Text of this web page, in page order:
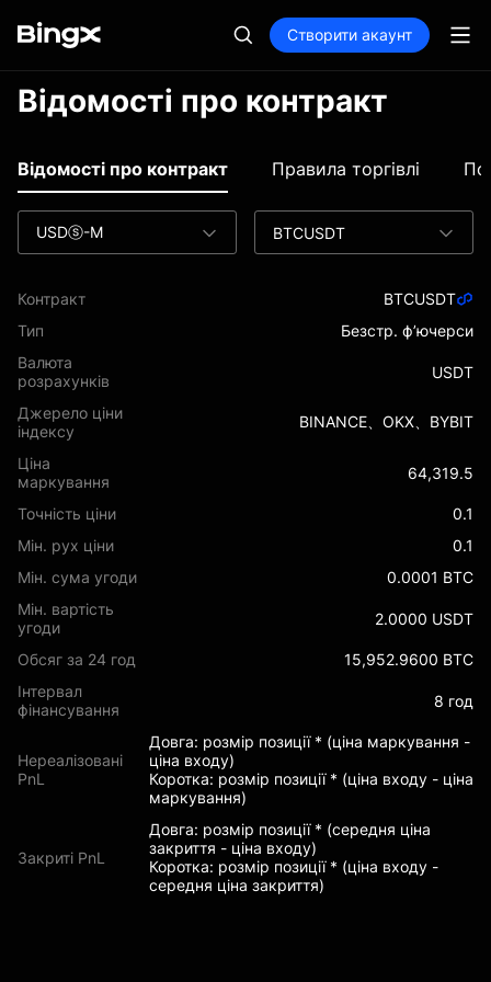
Створити акаунт
Відомості про контракт
Відомості про контракт Правила торгівлі
USDⓢ-M BTCUSDT
Контракт
BTCUSDT
Тип
Безстр. ф’ючерси
Валюта
розрахунків
USDT
Джерело ціни
індексу
BINANCE、OKX、BYBIT
Ціна
маркування
64,319.5
Точність ціни
0.1
Мін. рух ціни
0.1
Мін. сума угоди
0.0001 BTC
Мін. вартість
угоди
2.0000 USDT
Обсяг за 24 год
15,952.9600 BTC
Інтервал
фінансування
8 год
Нереалізовані
PnL
Довга: розмір позиції * (ціна маркування -
ціна входу)
Коротка: розмір позиції * (ціна входу - ціна
маркування)
Закриті PnL
Довга: розмір позиції * (середня ціна
закриття - ціна входу)
Коротка: розмір позиції * (ціна входу -
середня ціна закриття)